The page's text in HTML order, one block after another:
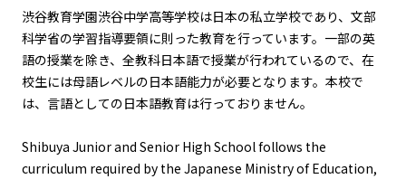
渋谷教育学園渋谷中学高等学校は日本の私立学校であり、文部
科学省の学習指導要領に則った教育を行っています。一部の英
語の授業を除き、全教科日本語で授業が行われているので、在
校生には母語レベルの日本語能力が必要となります。本校で
は、言語としての日本語教育は行っておりません。
Shibuya Junior and Senior High School follows the
curriculum required by the Japanese Ministry of Education,